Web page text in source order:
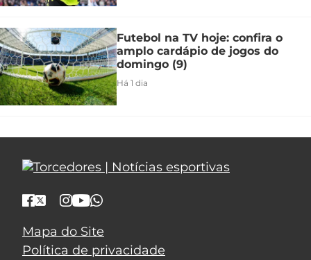
Futebol na TV hoje: confira o
amplo cardápio de jogos do
domingo (9)
Há 1 dia
Mapa do Site
Política de privacidade